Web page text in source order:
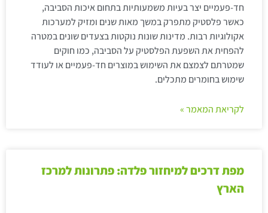
חד-פעמיים יצר בעיות משמעותיות בתחום איכות הסביבה,
כאשר פלסטיק מתפרק במשך מאות שנים ומזיק למערכות
אקולוגיות רבות. מדינות שונות נוקטות בצעדים שונים במטרה
להפחית את השפעת הפלסטיק על הסביבה, כמו חוקים
שמטרתם לצמצם את השימוש במוצרים חד-פעמיים או לעודד
שימוש בחומרים מתכלים.
לקריאת המאמר »
מפת דרכים למיחזור פלדה: פתרונות למרכז
הארץ